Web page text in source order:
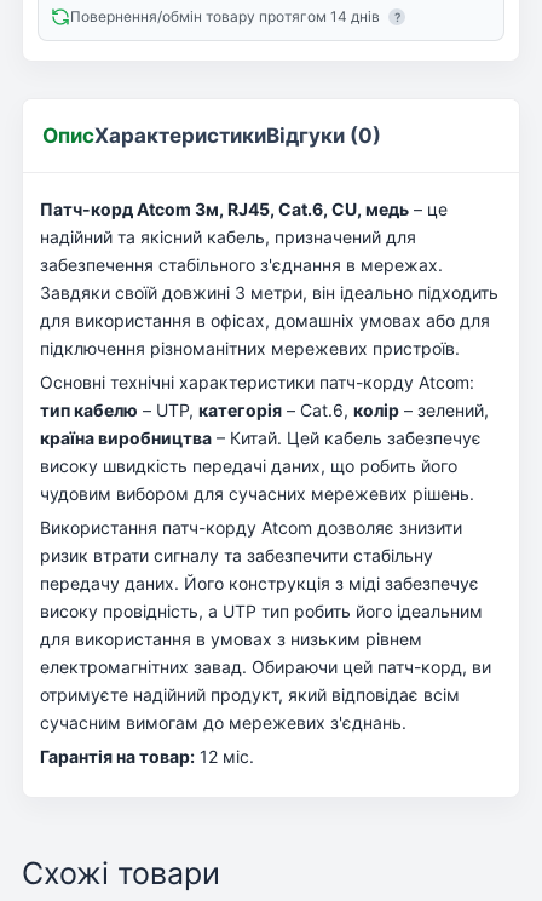
Повернення/обмін товару протягом 14 днів
?
ОписХарактеристикиВідгуки (0)
Патч-корд Atcom 3м, RJ45, Cat.6, CU, медь – це
надійний та якісний кабель, призначений для
забезпечення стабільного з'єднання в мережах.
Завдяки своїй довжині 3 метри, він ідеально підходить
для використання в офісах, домашніх умовах або для
підключення різноманітних мережевих пристроїв.
Основні технічні характеристики патч-корду Atcom:
тип кабелю – UTP, категорія – Cat.6, колір – зелений,
країна виробництва – Китай. Цей кабель забезпечує
високу швидкість передачі даних, що робить його
чудовим вибором для сучасних мережевих рішень.
Використання патч-корду Atcom дозволяє знизити
ризик втрати сигналу та забезпечити стабільну
передачу даних. Його конструкція з міді забезпечує
високу провідність, а UTP тип робить його ідеальним
для використання в умовах з низьким рівнем
електромагнітних завад. Обираючи цей патч-корд, ви
отримуєте надійний продукт, який відповідає всім
сучасним вимогам до мережевих з'єднань.
Гарантія на товар: 12 міс.
Схожі товари